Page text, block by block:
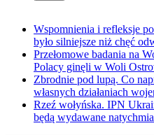
Wspomnienia i refleksje
było silniejsze niż chęć
Przełomowe badania na
Polacy ginęli w Woli
Zbrodnie pod lupą. Co
własnych działaniach
Rzeź wołyńska. IPN
będą wydawane